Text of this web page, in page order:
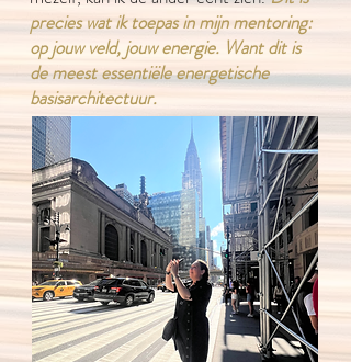
precies wat ik toepas in mijn mentoring:
op jouw veld, jouw energie. Want dit is
de meest essentiële energetische
basisarchitectuur.